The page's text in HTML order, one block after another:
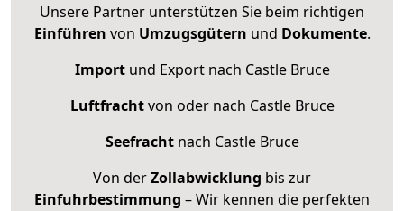
Unsere Partner unterstützen Sie beim richtigen
Einführen von Umzugsgütern und Dokumente.
Importund Export nach Castle Bruce
Luftfrachtvon oder nach Castle Bruce
Seefrachtnach Castle Bruce
Von derZollabwicklung bis zur
Einfuhrbestimmung – Wir kennen die perfekten